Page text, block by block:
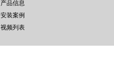
产品信息
安装案例
视频列表